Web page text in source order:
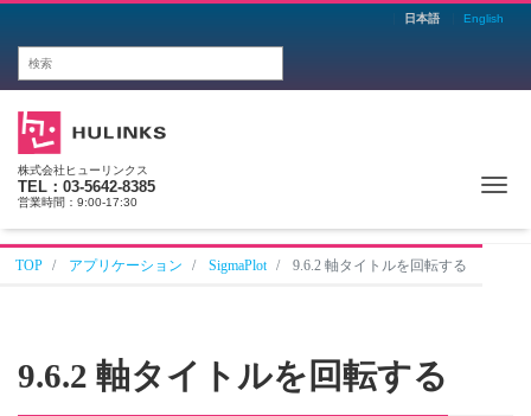
日本語 English
株式会社ヒューリンクス
TEL：03-5642-8385
営業時間：9:00-17:30
TOP アプリケーション SigmaPlot 9.6.2 軸タイトルを回転する
9.6.2 軸タイトルを回転する